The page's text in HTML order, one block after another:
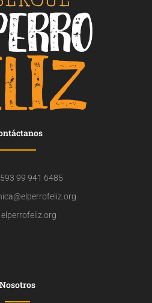
99 941 6485
elperrofeliz.org
Nosotros